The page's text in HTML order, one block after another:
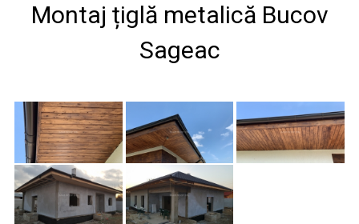
Montaj țiglă metalică Bucov
Sageac